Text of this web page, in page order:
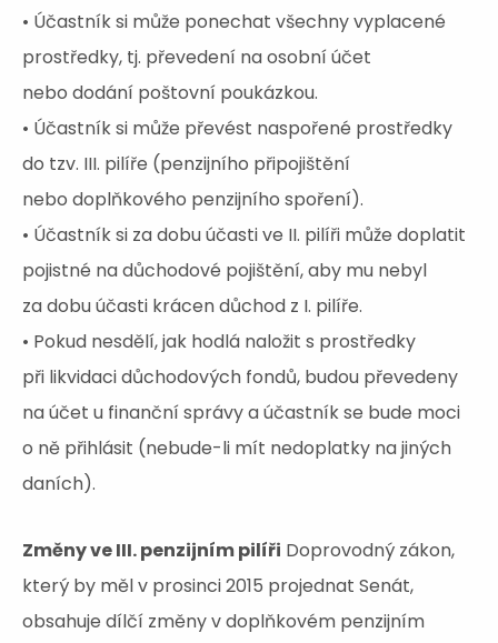
• Účastník si může ponechat všechny vyplacené
prostředky, tj. převedení na osobní účet
nebo dodání poštovní poukázkou.
• Účastník si může převést naspořené prostředky
do tzv. III. pilíře (penzijního připojištění
nebo doplňkového penzijního spoření).
• Účastník si za dobu účasti ve II. pilíři může doplatit
pojistné na důchodové pojištění, aby mu nebyl
za dobu účasti krácen důchod z I. pilíře.
• Pokud nesdělí, jak hodlá naložit s prostředky
při likvidaci důchodových fondů, budou převedeny
na účet u finanční správy a účastník se bude moci
o ně přihlásit (nebude-li mít nedoplatky na jiných
daních).
Změny ve III. penzijním pilíři Doprovodný zákon,
který by měl v prosinci 2015 projednat Senát,
obsahuje dílčí změny v doplňkovém penzijním